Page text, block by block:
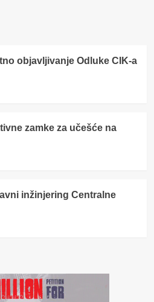
objavljivanje Odluke CIK-a
zamke za učešće na
inžinjering Centralne